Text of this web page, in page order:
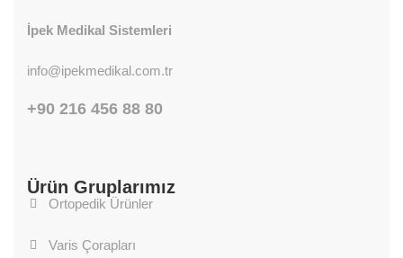
İpek Medikal Sistemleri
info@ipekmedikal.com.tr
+90 216 456 88 80
Ürün Gruplarımız
Ortopedik Ürünler
Varis Çorapları